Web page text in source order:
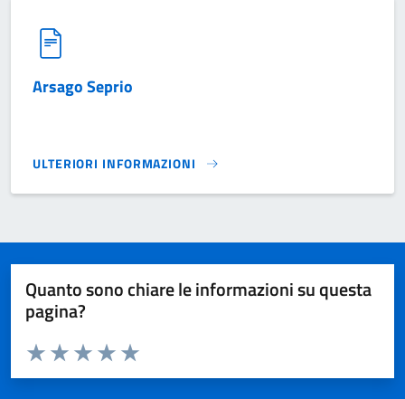
Arsago Seprio
ULTERIORI INFORMAZIONI
ARSAGO SEPRIO}
Quanto sono chiare le informazioni su questa
pagina?
Domanda
Valuta da 1 a 5 stelle la pagina
Valuta 5 stelle su 5
Valuta 4 stelle su 5
Valuta 3 stelle su 5
Valuta 2 stelle su 5
Valuta 1 stelle su 5